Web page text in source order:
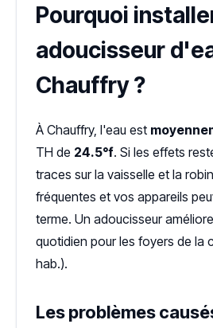
Pourquoi
adoucisseur
Chauffry ?
À Chauffry, l'eau est
TH de 24.5°f. Si les effets
traces sur la vaisselle et la
fréquentes et vos appareils
terme. Un adoucisseur
quotidien pour les foyers de la
hab.).
Les problèmes